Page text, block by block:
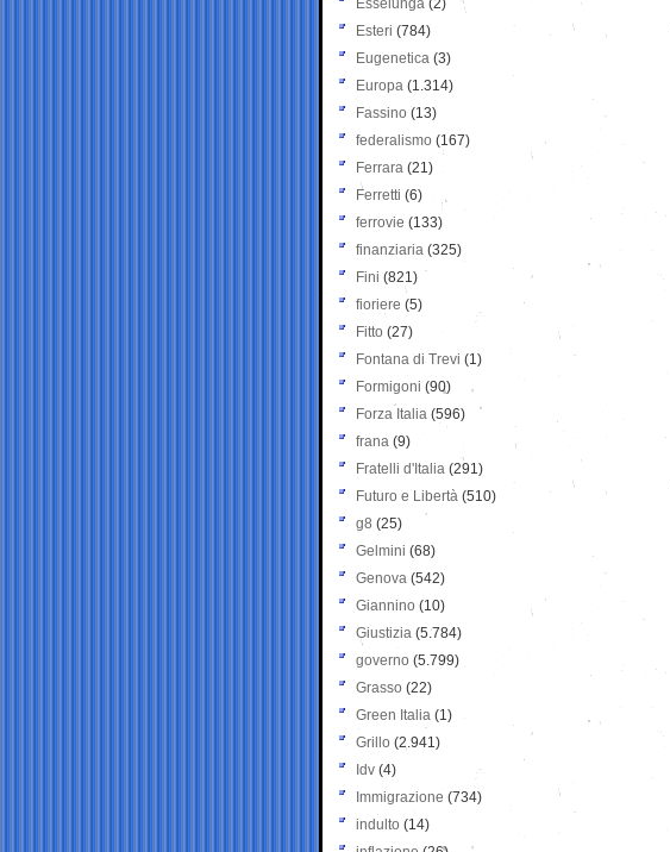
Esselunga (2)
Esteri (784)
Eugenetica (3)
Europa (1.314)
Fassino (13)
federalismo (167)
Ferrara (21)
Ferretti (6)
ferrovie (133)
finanziaria (325)
Fini (821)
fioriere (5)
Fitto (27)
Fontana di Trevi (1)
Formigoni (90)
Forza Italia (596)
frana (9)
Fratelli d'Italia (291)
Futuro e Libertà (510)
g8 (25)
Gelmini (68)
Genova (542)
Giannino (10)
Giustizia (5.784)
governo (5.799)
Grasso (22)
Green Italia (1)
Grillo (2.941)
Idv (4)
Immigrazione (734)
indulto (14)